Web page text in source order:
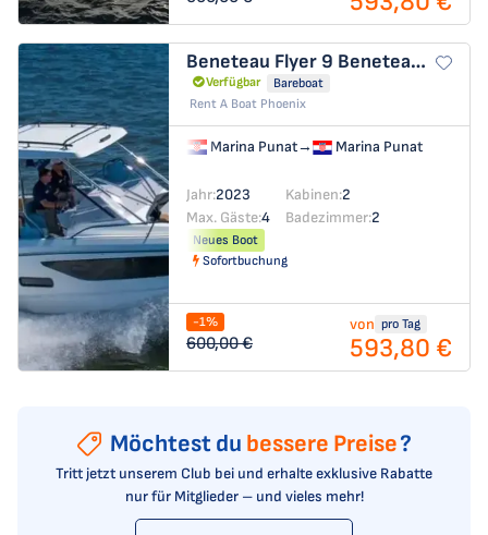
Beneteau Flyer 9 Beneteau 9
Verfügbar
Bareboat
Rent A Boat Phoenix
Marina Punat→ Marina Punat
Jahr:2023 Kabinen:2
Max. Gäste:4 Badezimmer:2
Neues Boot
Sofortbuchung
-1%
600,00 €
von pro Tag
593,80 €
Möchtest du bessere Preise?
Tritt jetzt unserem Club bei und erhalte exklusive Rabatte
nur für Mitglieder – und vieles mehr!